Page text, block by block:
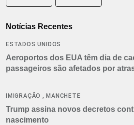
Notícias Recentes
ESTADOS UNIDOS
Aeroportos dos EUA têm dia de
passageiros são afetados por
IMIGRAÇÃO ,MANCHETE
Trump assina novos decretos
nascimento